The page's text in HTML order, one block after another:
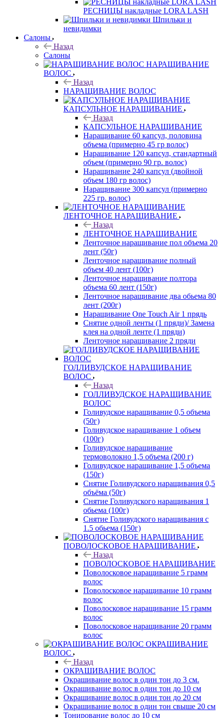
РЕСНИЦЫ накладные LORA LASH
Шпильки и
невидимки
Салоны
Назад
Салоны
НАРАЩИВАНИЕ
ВОЛОС
Назад
НАРАЩИВАНИЕ ВОЛОС
КАПСУЛЬНОЕ НАРАЩИВАНИЕ
Назад
КАПСУЛЬНОЕ НАРАЩИВАНИЕ
Наращивание 60 капсул, половина
объема (примерно 45 гр волос)
Наращивание 120 капсул, стандартный
объем (примерно 90 гр. волос)
Наращивание 240 капсул (двойной
объем 180 гр волос)
Наращивание 300 капсул (примерно
225 гр. волос)
ЛЕНТОЧНОЕ НАРАЩИВАНИЕ
Назад
ЛЕНТОЧНОЕ НАРАЩИВАНИЕ
Ленточное наращивание пол объема 20
лент (50г)
Ленточное наращивание полный
объем 40 лент (100г)
Ленточное наращивание полтора
объема 60 лент (150г)
Ленточное наращивание два обьема 80
лент (200г)
Наращивание One Touch Air 1 прядь
Снятие одной ленты (1 пряди)/ Замена
клея на одной ленте (1 пряди)
Ленточное наращивание 2 пряди
ГОЛЛИВУДСКОЕ НАРАЩИВАНИЕ
ВОЛОС
Назад
ГОЛЛИВУДСКОЕ НАРАЩИВАНИЕ
ВОЛОС
Голивудское наращивание 0,5 объема
(50г)
Голивудское наращивание 1 объем
(100г)
Голивудское наращивание
термоволокно 1,5 объема (200 г)
Голивудское наращивание 1,5 объема
(150г)
Снятие Голивудского наращивания 0,5
объёма (50г)
Снятие Голивудского наращивания 1
обьема (100г)
Снятие Голивудского наращивания с
1.5 обьема (150г)
ПОВОЛОСКОВОЕ НАРАЩИВАНИЕ
Назад
ПОВОЛОСКОВОЕ НАРАЩИВАНИЕ
Поволосковое наращивание 5 грамм
волос
Поволосковое наращивание 10 грамм
волос
Поволосковое наращивание 15 грамм
волос
Поволосковое наращивание 20 грамм
волос
ОКРАШИВАНИЕ
ВОЛОС
Назад
ОКРАШИВАНИЕ ВОЛОС
Окрашивание волос в один тон до 3 см.
Окрашивание волос в один тон до 10 см
Окрашивание волос в один тон до 20 см
Окрашивание волос в один тон свыше 20 см
Тонирование волос до 10 см